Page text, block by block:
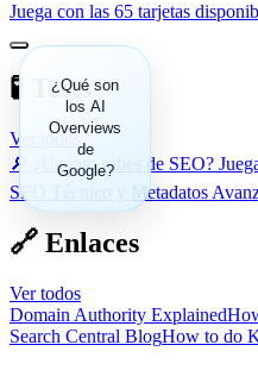
Juega con las 65 tarjetas
¿Qué son
los AI
Overviews
de
Google?
Resúmenes
generados
por
inteligencia
artificial
aparecen
en la parte
superior de
resultados
de
búsqueda.
🧪 Tests
Ver todos
🔎 ¿Cuánto sabes de SEO?
SEO Técnico y Metadatos
🔗 Enlaces
Ver todos
Domain Authority Explained
Search Central BlogHow to do